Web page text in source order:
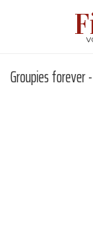
Groupies forever